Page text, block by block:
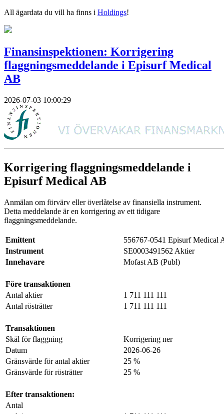
All ägardata du vill ha finns i Holdings!
Finansinspektionen: Korrigering
flaggningsmeddelande i Episurf Medical
AB
2026-07-03 10:00:29
Korrigering flaggningsmeddelande i
Episurf Medical AB
Anmälan om förvärv eller överlåtelse av finansiella instrument.
Detta meddelande är en korrigering av ett tidigare
flaggningsmeddelande.
Emittent
556767-0541 Episurf Medical
Instrument
SE0003491562 Aktier
Innehavare
Mofast AB (Publ)
Före transaktionen
Antal aktier
1 711 111 111
Antal rösträtter
1 711 111 111
Transaktionen
Skäl för flaggning
Korrigering ner
Datum
2026-06-26
Gränsvärde för antal aktier
25 %
Gränsvärde för rösträtter
25 %
Efter transaktionen:
Antal